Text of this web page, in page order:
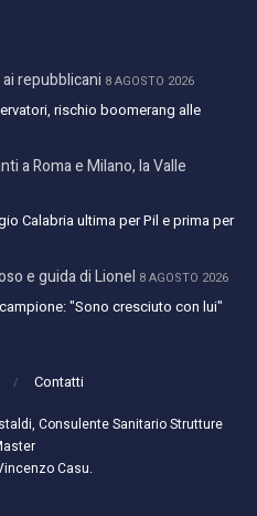
repubblicani 8 AGOSTO 2026
rischio boomerang alle
a Roma e Milano, la Valle
Calabria ultima per Pil e prima per
e guida di Lionel 8 AGOSTO 2026
"Sono cresciuto con lui"
Contatti
Consulente Sanitario Strutture
Casu.